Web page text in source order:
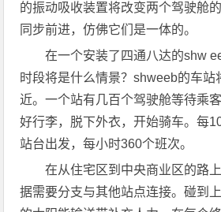
的振动吸收装置将改变两个驾驶舱
同步前进，仿佛它们是一体的。
在一个安装了四通八达的shw
时段将是什么情景？shweeb的车站
近。一个站有几百个驾驶舱等待乘
好行李，脱下外衣，开始骑车。每
站台出发，每小时360个班次。
在从住宅区到中央商业区的路
据需要分支与其他站点连接。碰到